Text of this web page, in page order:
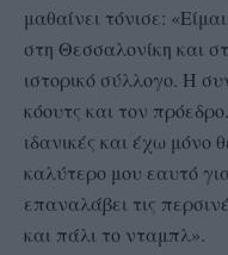
μαθαίνει τόνισε:
στη Θεσσαλονίκη και
ιστορικό σύλλογο. Η
κόουτς και τον
ιδανικές και έχω μόνο
καλύτερο μου εαυτό
επαναλάβει τις
και πάλι το νταμπλ».